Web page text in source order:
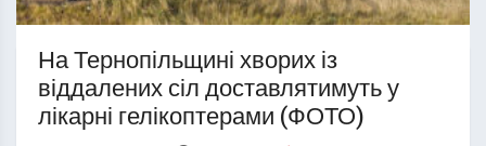
На Тернопільщині хворих із
віддалених сіл доставлятимуть у
лікарні гелікоптерами (ФОТО)